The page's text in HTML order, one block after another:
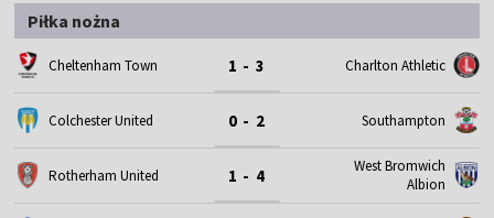
Piłka nożna
Cheltenham Town 1 - 3 Charlton Athletic
Colchester United 0 - 2 Southampton
Rotherham United 1 - 4
West Bromwich
Albion